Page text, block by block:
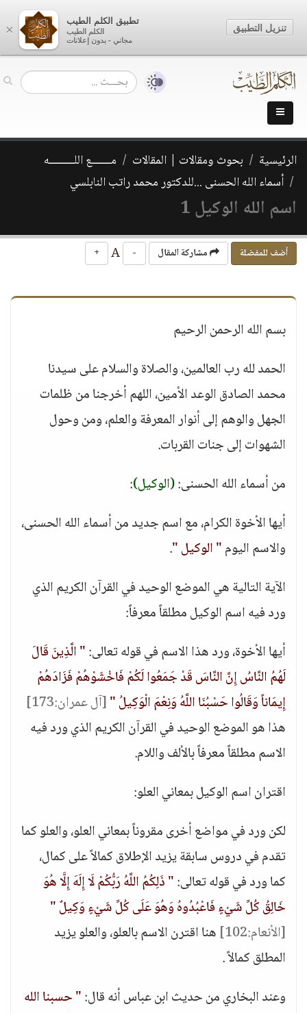
الرئيسية بحوث ومقالات | المقالات
مـــــــع اللـــــــــه
أسماء الله الحسنى ...للدكتور محمد راتب النابلسي
اسم الله الوكيل 1
أضف للمفضلة مشاركة المقال -
+
بسم الله الرحمن الرحيم
الحمد لله رب العالمين، والصلاة والسلام على سيدنا
محمد الصادق الوعد الأمين، اللهم أخرجنا من ظلمات
الجهل والوهم إلى أنوار المعرفة والعلم، ومن وحول
الشهوات إلى جنات القربات.
من أسماء الله الحسنى:(الوكيل):
أيها الأخوة الكرام، مع اسم جديد من أسماء الله الحسنى،
والاسم اليوم" الوكيل ".
الآية التالية هي الموضع الوحيد في القرآن الكريم الذي
ورد فيه اسم الوكيل مطلقاً معرفاً:
أيها الأخوة، ورد هذا الاسم في قوله تعالى:" الَّذِينَ قَالَ
لَهُمُ النَّاسُ إِنَّ النَّاسَ قَدْ جَمَعُوا لَكُمْ فَاخْشَوْهُمْ فَزَادَهُمْ
إِيمَاناً وَقَالُوا حَسْبُنَا اللَّهُ وَنِعْمَ الْوَكِيلُ "[آل عمران:173]
هذا هو الموضع الوحيد في القرآن الكريم الذي ورد فيه
الاسم مطلقاً معرفاً بالألف واللام.
اقتران اسم الوكيل بمعاني العلو:
لكن ورد في مواضع أخرى مقروناً بمعاني العلو، والعلو كما
تقدم في دروس سابقة يزيد الإطلاق كمالاً على كمال،
كما ورد في قوله تعالى:" ذَلِكُمُ اللَّهُ رَبُّكُمْ لَا إِلَهَ إِلَّا هُوَ
خَالِقُ كُلِّ شَيْءٍ فَاعْبُدُوهُ وَهُوَ عَلَى كُلِّ شَيْءٍ وَكِيلٌ "
[الأنعام:102]
هنا اقترن الاسم بالعلو، والعلو يزيد
المطلق كمالاً .
وعند البخاري من حديث ابن عباس أنه قال:" حسبنا الله
×
تطبيق الكلم الطيب
الكلم الطيب
مجاني - بدون إعلانات
تنزيل التطبيق